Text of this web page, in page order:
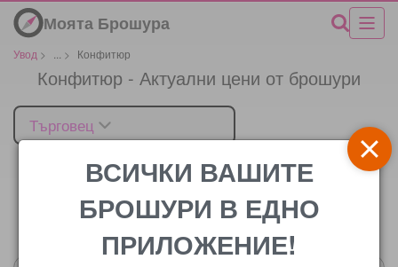
Моята Брошура
Увод > > Конфитюр
Конфитюр - Актуални цени от брошури
Търговец
Цената
ВСИЧКИ ВАШИТЕ
БРОШУРИ В ЕДНО
ПРИЛОЖЕНИЕ!